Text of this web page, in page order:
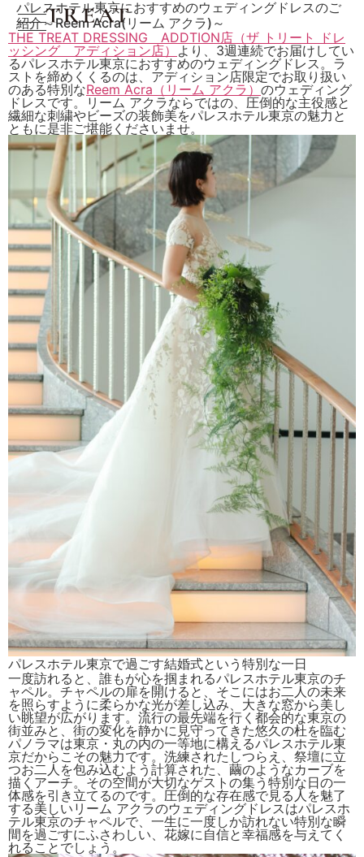
パレスホテル東京におすすめのウェディングドレスのご
紹介～Reem Acra(リーム アクラ)～
THE TREAT DRESSING ADDTION店（ザ トリート ドレ
ッシング アディション店） より、3週連続でお届けしてい
るパレスホテル東京におすすめのウェディングドレス。ラ
ストを締めくくるのは、アディション店限定でお取り扱い
のある特別なReem Acra（リーム アクラ） のウェディング
ドレスです。リーム アクラならではの、圧倒的な主役感と
繊細な刺繍やビーズの装飾美をパレスホテル東京の魅力と
ともに是非ご堪能くださいませ。
パレスホテル東京で過ごす結婚式という特別な一日
一度訪れると、誰もが心を掴まれるパレスホテル東京のチ
ャペル。チャペルの扉を開けると、そこにはお二人の未来
を照らすように柔らかな光が差し込み、大きな窓から美し
い眺望が広がります。流行の最先端を行く都会的な東京の
街並みと、街の変化を静かに見守ってきた悠久の杜を臨む
パノラマは東京・丸の内の一等地に構えるパレスホテル東
京だからこその魅力です。 洗練されたしつらえ、祭壇に立
つお二人を包み込むよう計算された、繭のようなカーブを
描くアーチ。その空間が大切なゲストの集う特別な日の一
体感を引き立てるのです。 圧倒的な存在感で見る人を魅了
する美しいリーム アクラのウェディングドレスはパレスホ
テル東京のチャペルで、一生に一度しか訪れない特別な瞬
間を過ごすにふさわしい、花嫁に自信と幸福感を与えてく
れることでしょう。